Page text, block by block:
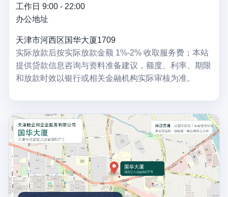
工作日 9:00 - 22:00
办公地址
天津市河西区国华大厦1709
实际放款后按实际放款金额 1%-2% 收取服务费；本站
提供贷款信息咨询与资料准备建议，额度、利率、期限
和放款时效以银行或相关金融机构实际审核为准。